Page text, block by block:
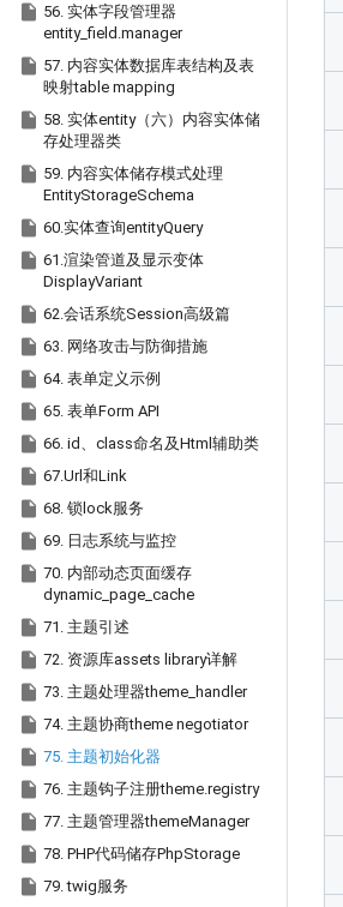
 56. 实体字段管理器
entity_field.manager
 57. 内容实体数据库表结构及表
映射table mapping
 58. 实体entity（六）内容实体储
存处理器类
 59. 内容实体储存模式处理
EntityStorageSchema
 60.实体查询entityQuery
 61.渲染管道及显示变体
DisplayVariant
 62.会话系统Session高级篇
 63. 网络攻击与防御措施
 64. 表单定义示例
 65. 表单Form API
 66. id、class命名及Html辅助类
 67.Url和Link
 68. 锁lock服务
 69. 日志系统与监控
 70. 内部动态页面缓存
dynamic_page_cache
 71. 主题引述
 72. 资源库assets library详解
 73. 主题处理器theme_handler
 74. 主题协商theme negotiator
 75. 主题初始化器
 76. 主题钩子注册theme.registry
 77. 主题管理器themeManager
 78. PHP代码储存PhpStorage
 79. twig服务